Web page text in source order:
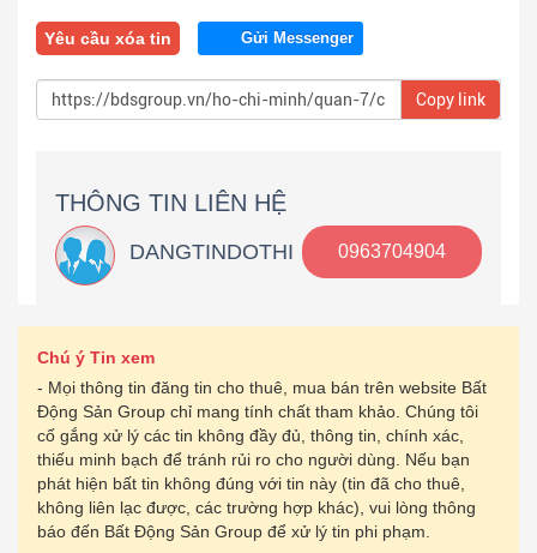
Yêu cầu xóa tin Gửi Messenger
Copy link
THÔNG TIN LIÊN HỆ
DANGTINDOTHI 0963704904
Chú ý Tin xem
- Mọi thông tin đăng tin cho thuê, mua bán trên website Bất
Động Sản Group chỉ mang tính chất tham khảo. Chúng tôi
cố gắng xử lý các tin không đầy đủ, thông tin, chính xác,
thiếu minh bạch để tránh rủi ro cho người dùng. Nếu bạn
phát hiện bất tin không đúng với tin này (tin đã cho thuê,
không liên lạc được, các trường hợp khác), vui lòng thông
báo đến Bất Động Sản Group để xử lý tin phi phạm.